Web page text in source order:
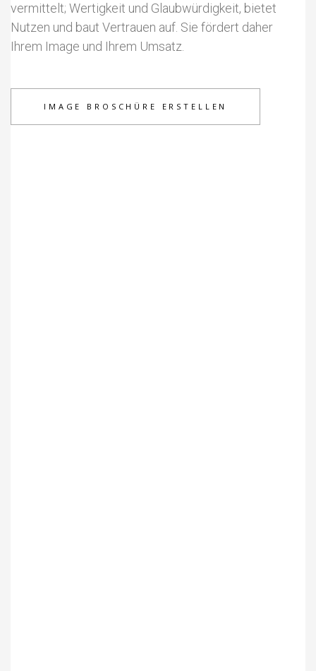
vermittelt; Wertigkeit und Glaubwürdigkeit, bietet
Nutzen und baut Vertrauen auf. Sie fördert daher
Ihrem Image und Ihrem Umsatz.
IMAGE BROSCHÜRE ERSTELLEN